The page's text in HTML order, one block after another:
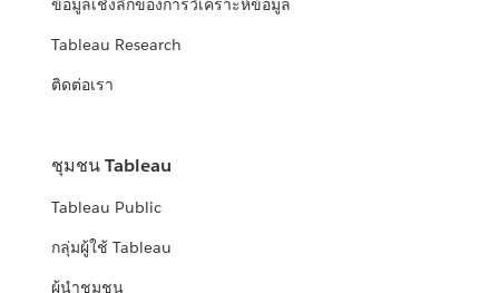
ข้อมูลเชิงลึกของการวิเคราะห์ข้อมูล
Tableau Research
ติดต่อเรา
ชุมชน Tableau
Tableau Public
กลุ่มผู้ใช้ Tableau
ผู้นำชุมชน